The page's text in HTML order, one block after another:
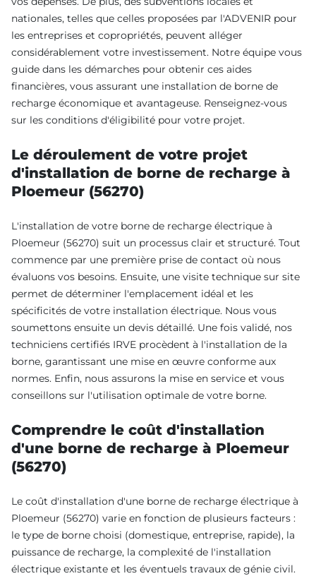
nationales, telles que celles proposées par l'ADVENIR pour
les entreprises et copropriétés, peuvent alléger
considérablement votre investissement. Notre équipe vous
guide dans les démarches pour obtenir ces aides
financières, vous assurant une installation de borne de
recharge économique et avantageuse. Renseignez-vous
sur les conditions d'éligibilité pour votre projet.
Le déroulement de votre projet
d'installation de borne de recharge à
Ploemeur (56270)
L'installation de votre borne de recharge électrique à
Ploemeur (56270) suit un processus clair et structuré. Tout
commence par une première prise de contact où nous
évaluons vos besoins. Ensuite, une visite technique sur site
permet de déterminer l'emplacement idéal et les
spécificités de votre installation électrique. Nous vous
soumettons ensuite un devis détaillé. Une fois validé, nos
techniciens certifiés IRVE procèdent à l'installation de la
borne, garantissant une mise en œuvre conforme aux
normes. Enfin, nous assurons la mise en service et vous
conseillons sur l'utilisation optimale de votre borne.
Comprendre le coût d'installation
d'une borne de recharge à Ploemeur
(56270)
Le coût d'installation d'une borne de recharge électrique à
Ploemeur (56270) varie en fonction de plusieurs facteurs :
le type de borne choisi (domestique, entreprise, rapide), la
puissance de recharge, la complexité de l'installation
électrique existante et les éventuels travaux de génie civil.